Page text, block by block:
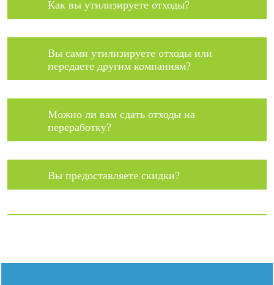
Как вы утилизируете отходы?
Вы сами утилизируете отходы или
передаете другим компаниям?
Можно ли вам сдать отходы на
переработку?
Вы предоставляете скидки?